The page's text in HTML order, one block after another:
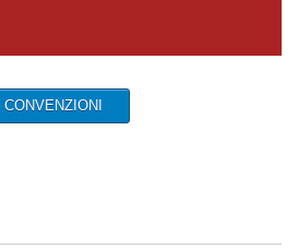
CONVENZIONI